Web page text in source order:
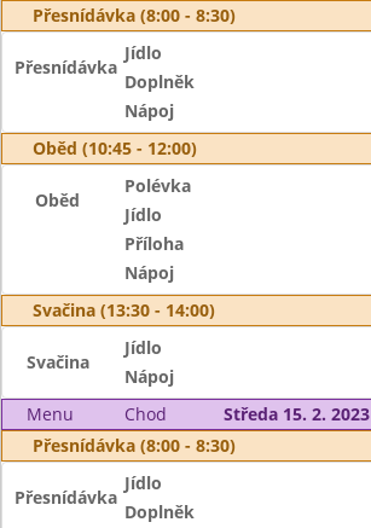
Přesnídávka (8:00 - 8:30)
Přesnídávka
Jídlo
Doplněk
Nápoj
Oběd (10:45 - 12:00)
Oběd
Polévka
Jídlo
Příloha
Nápoj
Svačina (13:30 - 14:00)
Svačina
Jídlo
Nápoj
Menu
Chod
Středa 15. 2. 2023
Přesnídávka (8:00 - 8:30)
Přesnídávka
Jídlo
Doplněk